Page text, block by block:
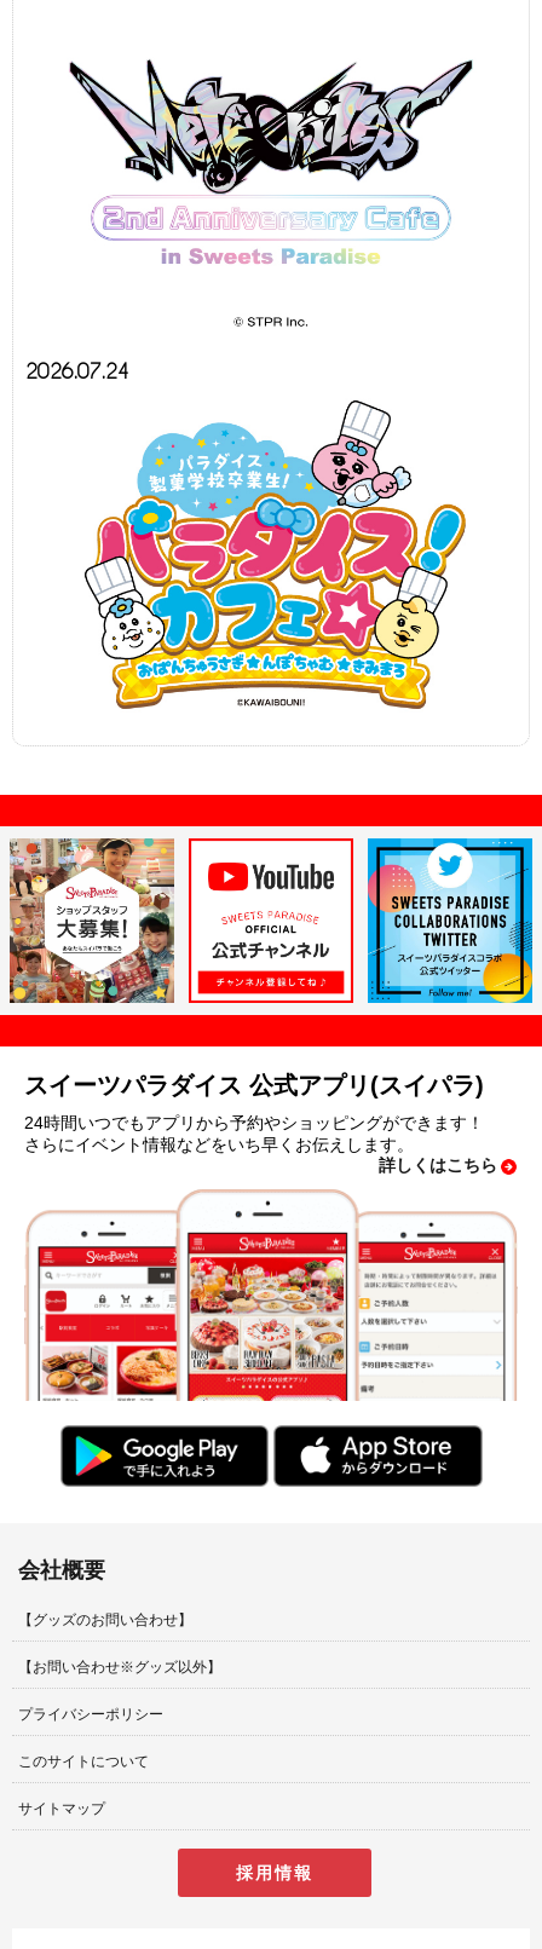
2026.07.24
スイーツパラダイス 公式アプリ(スイパラ)
24時間いつでもアプリから予約やショッピングができます！
さらにイベント情報などをいち早くお伝えします。
詳しくはこちら
会社概要
【グッズのお問い合わせ】
【お問い合わせ※グッズ以外】
プライバシーポリシー
このサイトについて
サイトマップ
採用情報